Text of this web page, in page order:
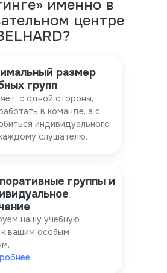
группы и
нашу учебную
вашим особым
размер
групп
с одной стороны,
в команде, а с
индивидуального
слушателю.
именно в
центре